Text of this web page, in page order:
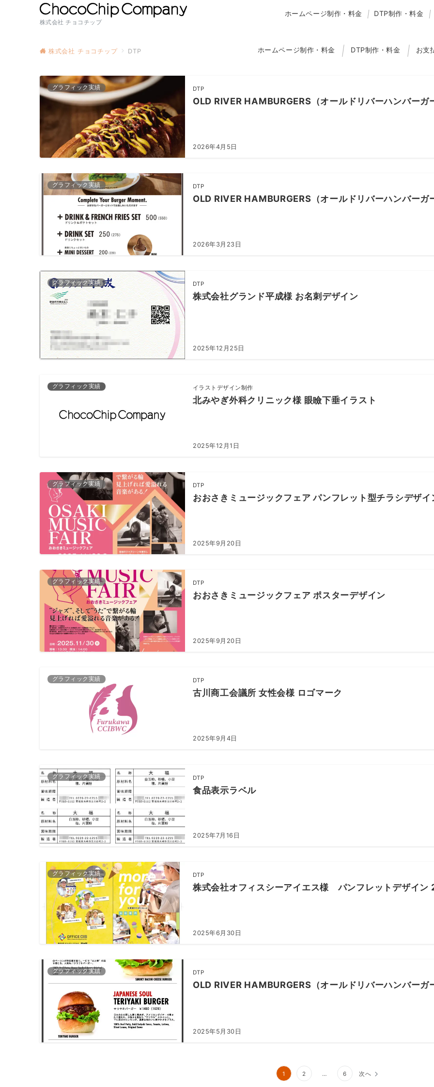
株式会社 チョコチップ
ホームページ制作・料金 DTP制作・料金 お支
ホームページ制作・料金 DTP制作・料金
株式会社 チョコチップ DTP
グラフィック実績 DTP
OLD RIVER HAMBURGERS（オールドリバーハンバーガ
2026年4月5日
グラフィック実績 DTP
OLD RIVER HAMBURGERS（オールドリバーハンバーガ
2026年3月23日
グラフィック実績 DTP
株式会社グランド平成様 お名刺デザイン
2025年12月25日
グラフィック実績 イラストデザイン制作
北みやぎ外科クリニック様 眼瞼下垂イラスト
2025年12月1日
グラフィック実績 DTP
おおさきミュージックフェア パンフレット型チラシデザイ
2025年9月20日
グラフィック実績 DTP
おおさきミュージックフェア ポスターデザイン
2025年9月20日
グラフィック実績 DTP
古川商工会議所 女性会様 ロゴマーク
2025年9月4日
グラフィック実績 DTP
食品表示ラベル
2025年7月16日
グラフィック実績 DTP
株式会社オフィスシーアイエス様 パンフレットデザイ
2025年6月30日
グラフィック実績 DTP
OLD RIVER HAMBURGERS（オールドリバーハンバーガ
2025年5月30日
1 2 … 6 次へ